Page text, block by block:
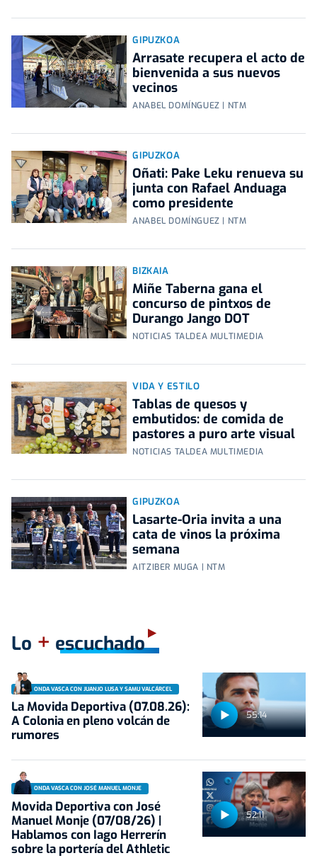
GIPUZKOA
Arrasate recupera el acto de
bienvenida a sus nuevos
vecinos
ANABEL DOMÍNGUEZ | NTM
GIPUZKOA
Oñati: Pake Leku renueva su
junta con Rafael Anduaga
como presidente
ANABEL DOMÍNGUEZ | NTM
BIZKAIA
Miñe Taberna gana el
concurso de pintxos de
Durango Jango DOT
NOTICIAS TALDEA MULTIMEDIA
VIDA Y ESTILO
Tablas de quesos y
embutidos: de comida de
pastores a puro arte visual
NOTICIAS TALDEA MULTIMEDIA
GIPUZKOA
Lasarte-Oria invita a una
cata de vinos la próxima
semana
AITZIBER MUGA | NTM
Lo + escuchado
55:14
ONDA VASCA CON JUANJO LUSA Y SAMU VALCÁRCEL
La Movida Deportiva (07.08.26):
A Colonia en pleno volcán de
rumores
52:11
ONDA VASCA CON JOSÉ MANUEL MONJE
Movida Deportiva con José
Manuel Monje (07/08/26) |
Hablamos con Iago Herrerín
sobre la portería del Athletic